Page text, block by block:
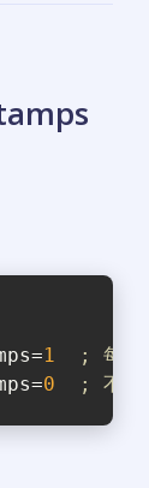
=1
; 每次
=0 ; 不检